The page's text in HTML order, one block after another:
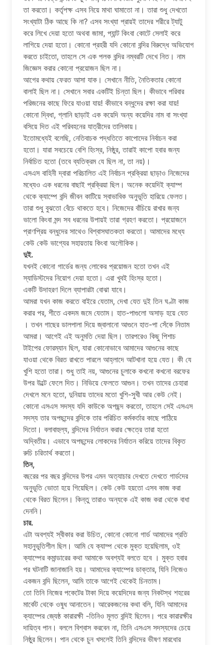
তা করতাে। কর্তৃপক্ষ এসব নিয়ে মাথা ঘামাতাে না। তারা শুধু দেখতাে
সংখ্যাটা ঠিক আছে কি না? এসব সংখ্যা প্রায়ই তাদের শরীরে ট্যাটু
করে লিখে দেয়া হতাে অথবা জামা, প্যান্ট কিংবা কোটে সেলাই করে
লাগিয়ে দেয়া হতাে। কোনাে প্রহরী যদি কোনাে বন্দির বিরুদ্ধে অভিযােগ
করতে চাইতাে, তাহলে সে এক পলক বন্দির নম্বরটি দেখে নিত। নাম
জিজ্ঞেস করার কোনাে প্রয়ােজন ছিল না।
আগের কথায় ফেরত আসা যাক। সেখানে নীতি, নৈতিকতার কোনাে
বালাই ছিল না। সেখানে সবার একটিই চিন্তা ছিল। কীভাবে পরিবার
পরিজনের কাছে ফিরে যাওয়া যায়! কীভাবে বন্ধুদের রক্ষা করা যায়!
কোনাে দ্বিধা, গ্লানি ছাড়াই এক কয়েদি অন্য কয়েদির নাম বা সংখ্যা
বসিয়ে দিত এই পরিবহনের যাত্রীদের তালিকায়।
ইতােমধ্যেই বলেছি, নেতিবাচক পদ্ধতিতে কাপােদের নির্বাচন করা
হতাে। যারা সবচেয়ে বেশি হিংস্র, নিষ্ঠুর, তারাই কাপাে হবার জন্য
নির্বাচিত হতাে (তবে ব্যতিক্রম যে ছিল না, তা নয়)।
এসএস বাহিনী দ্বারা পরিচালিত এই নির্বাচন প্রক্রিয়া ছাড়াও নিজেদের
মধ্যেও এক ধরনের বাছাই প্রক্রিয়া ছিল। অনেক কয়েদিই ক্যাম্প
থেকে ক্যাম্পে বন্দি জীবন কাটিয়ে স্বাভাবিক অনুভূতি হারিয়ে ফেলত।
তারা শুধু বুঝতাে বেঁচে থাকতে হবে। নিজেদের বাঁচিয়ে রাখার জন্য
ভালাে কিংবা মন্দ সব ধরনের উপায়ই তারা গ্রহণ করতাে। প্রয়ােজনে
প্রাণপ্রিয় বন্ধুদের সাথেও বিশ্বাসঘাতকতা করতাে। আমাদের মধ্যে
কেউ কেউ ভাগ্যের সহায়তায় কিংবা অলৌকিক।
দুই.
যখনই কোনাে গার্ডের জন্য লােকের প্রয়ােজন হতাে তখন এই
স্যাডিস্টদের নিয়ােগ দেয়া হতাে। এরা খুবই হিংস্র হতাে।
একটি উদাহরণ দিলে ব্যাপারটা বােঝা যাবে।
আমরা যখন কাজ করতে বাইরে যেতাম, দেখা যেত দুই তিন ঘণ্টা কাজ
করার পর, শীতে একদম জমে যেতাম। হাত-পাগুলাে অসাড় হয়ে যেত
। তখন গাছের ডালপালা দিয়ে জ্বালানাে আগুনে হাত-পা সেঁকে নিতাম
আমরা। আগেই এই অনুমতি দেয়া ছিল। তারপরেও কিছু পিশাচ
টাইপের ফোরম্যান ছিল, যারা কোনােভাবে আমাদের আগুনের কাছে
যাওয়া থেকে বিরত রাখতে পারলে আহ্লাদে আটখানা হয়ে যেত। কী যে
খুশি হতাে তারা। শুধু তাই নয়, আগুনের চুলাকে কখনাে কখনাে বরফের
উপর উল্টে ফেলে দিত। নিভিয়ে ফেলতে আগুন। তখন তাদের চেহারা
দেখলে মনে হতাে, দুনিয়ায় তাদের মতাে খুশি-সুখী আর কেউ নেই।
কোনাে এসএস সদস্য যদি কাউকে অপছন্দ করতাে, তাহলে সেই এসএস
সদস্য তার অপছন্দের বন্দিকে তার পরিচিত কর্মকর্তার কাছে পাঠিয়ে
দিতাে। বলাবাহুল্য, বন্দিদের নির্যাতন করার ক্ষেত্রে তারা হতাে
অদ্বিতীয়। এভাবে অপছন্দের লােকদের নির্যাতন করিয়ে তাদের বিকৃত
রুচি চরিতার্থ করতাে।
তিন,
বছরের পর বছর বন্দিদের উপর এমন অত্যাচার দেখতে দেখতে গার্ডদের
অনুভূতি ভোতা হয়ে গিয়েছিল। কেউ কেউ হয়তাে এসব কাজ করা
থেকে বিরত ছিলেন। কিন্তু তারাও অন্যকে এই কাজ করা থেকে বাধা
দেননি।
চার.
এটা অবশ্যই স্বীকার করা উচিত, কোনাে কোনাে গার্ড আমাদের প্রতি
সহানুভূতিশীল ছিল। আমি যে ক্যাম্প থেকে মুক্ত হয়েছিলাম, ওই
ক্যাম্পের কমান্ডারের কথা আমাকে অবশ্যই বলতে হবে । মুক্ত হবার
পর ঘটনাটি জানাজানি হয়। আমাদের ক্যাম্পের ডাক্তার, যিনি নিজেও
একজন বন্দি ছিলেন, আমি তাকে আগেই থেকেই চিনতাম।
তাে তিনি নিজের পকেটের টাকা দিয়ে কয়েদিদের জন্য নিকটস্থ শহরের
মার্কেট থেকে ওষুধ আনাতেন। আরেকজনের কথা বলি, যিনি আমাদের
ক্যাম্পের জ্যেষ্ঠ কারারক্ষী -তিনিও মূলত বন্দিই ছিলেন। পরে কারারক্ষীর
দায়িত্ব পান। বললে বিশ্বাস করবেন না, তিনি এসএস সদস্যদের চেয়ে
নিষ্ঠুর ছিলেন। পান থেকে চুন খসলেই তিনি বন্দিদের ভীষণ মারধাের